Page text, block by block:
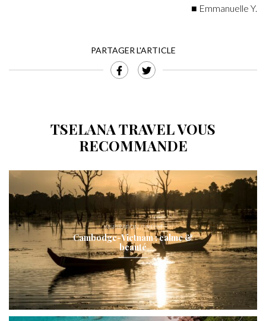
■ Emmanuelle Y.
PARTAGER L'ARTICLE
TSELANA TRAVEL VOUS
RECOMMANDE
INSPIRATION // RÉCIT
Cambodge-Vietnam : calme &
beauté